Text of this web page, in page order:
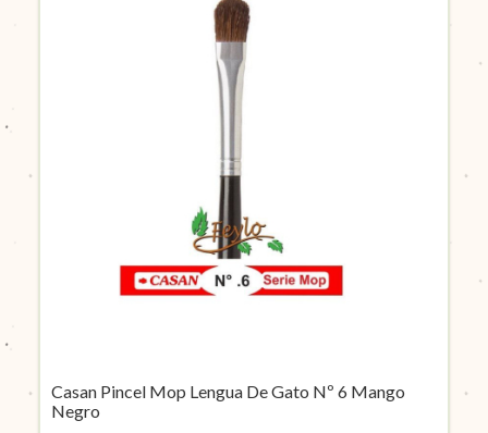
Casan Pincel Mop Lengua De Gato Nº 6 Mango
Negro